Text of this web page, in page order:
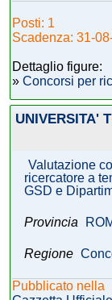
Posti: 1
Scadenza: 31-
Dettaglio figure:
» Concorsi per
UNIVERSITA'
Valutazione
ricercatore a
GSD e
Provincia
Regione
Pubblicato nella